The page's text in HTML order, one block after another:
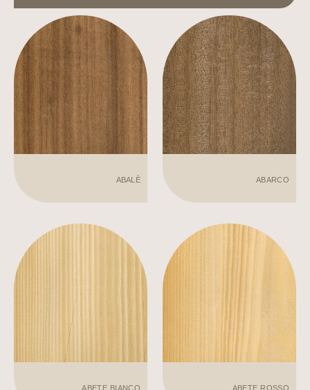
ABALÈ ABARCO
ABETE BIANCO ABETE ROSSO